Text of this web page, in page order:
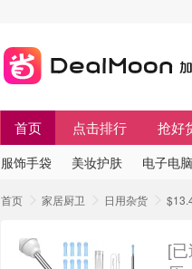
首页 点击排行 抢好
服饰手袋 美妆护肤 电子电脑
首页 家居厨卫 日用杂货
[